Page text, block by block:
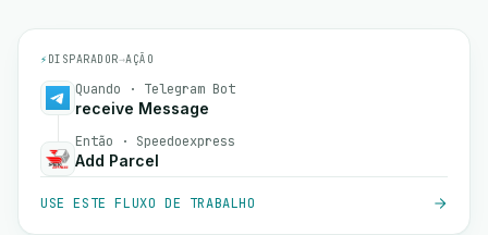
⚡ DISPARADOR→AÇÃO
Quando · Telegram Bot
receive Message
Então · Speedoexpress
Add Parcel
USE ESTE FLUXO DE TRABALHO